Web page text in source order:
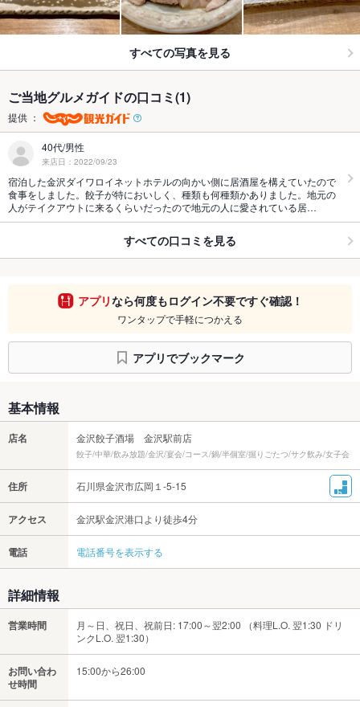
すべての写真を見る
ご当地グルメガイドの口コミ(1)
提供 ：
40代/男性
来店日：2022/09/23
宿泊した金沢ダイワロイネットホテルの向かい側に居酒屋を構えていたので
食事をしました。餃子が特においしく、種類も何種類かありました。地元の
人がテイクアウトに来るくらいだったので地元の人に愛されている居…
すべての口コミを見る
アプリなら何度もログイン不要ですぐ確認！
ワンタップで手軽につかえる
アプリでブックマーク
基本情報
店名 金沢餃子酒場 金沢駅前店
餃子/中華/飲み放題/金沢/宴会/コース/鍋/半個室/掘りごたつ/サク飲み/女子会
住所 石川県金沢市広岡１-5-15
アクセス 金沢駅金沢港口より徒歩4分
電話 電話番号を表示する
詳細情報
営業時間
月～日、祝日、祝前日: 17:00～翌2:00 （料理L.O. 翌1:30 ドリ
ンクL.O. 翌1:30）
お問い合わ
せ時間
15:00から26:00